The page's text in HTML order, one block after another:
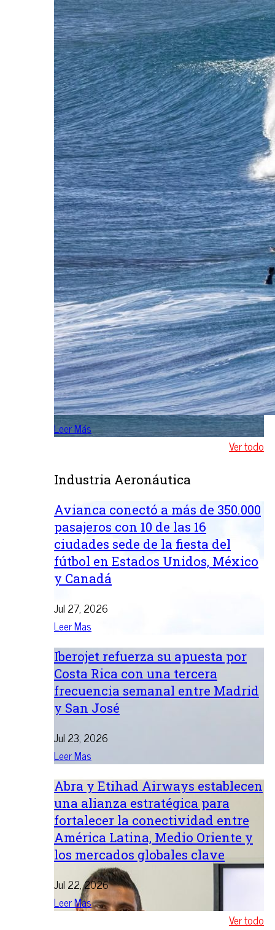
Leer Más
Ver todo
Industria Aeronáutica
Avianca conectó a más de 350.000
pasajeros con 10 de las 16
ciudades sede de la fiesta del
fútbol en Estados Unidos, México
y Canadá
Jul 27, 2026
Leer Mas
Iberojet refuerza su apuesta por
Costa Rica con una tercera
frecuencia semanal entre Madrid
y San José
Jul 23, 2026
Leer Mas
Abra y Etihad Airways establecen
una alianza estratégica para
fortalecer la conectividad entre
América Latina, Medio Oriente y
los mercados globales clave
Jul 22, 2026
Leer Mas
Ver todo